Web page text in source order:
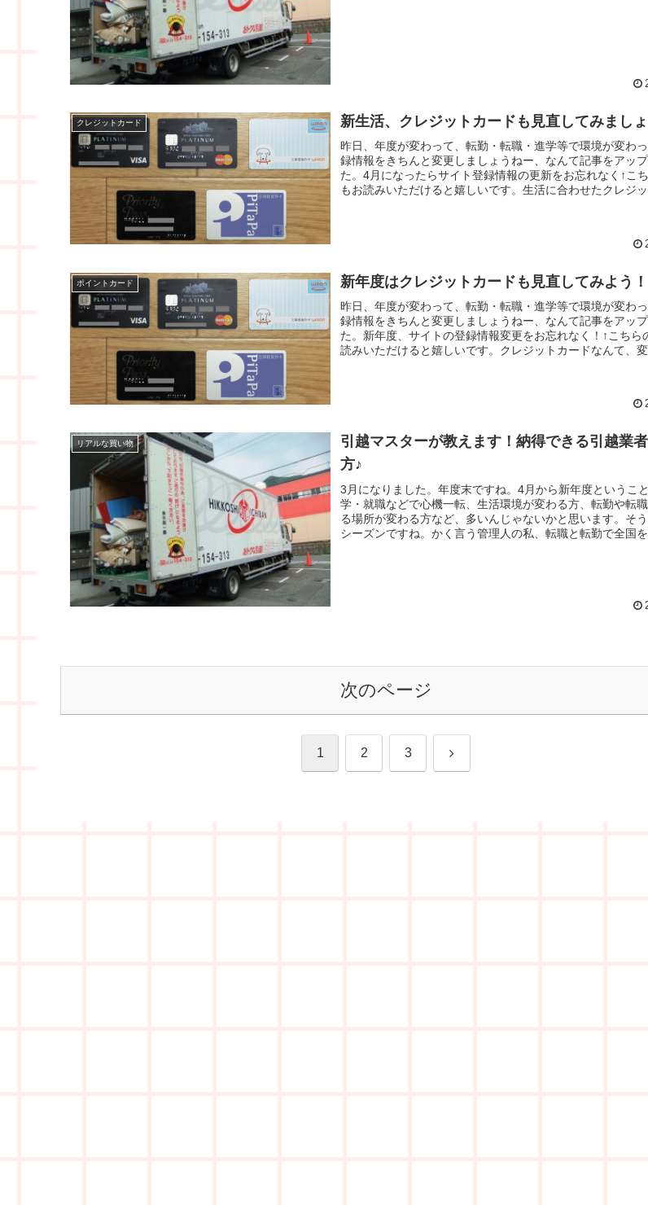
クレジットカード 新生活、クレジットカードも見直してみまし
昨日、年度が変わって、転勤・転職・進学等で環境が変わ
録情報をきちんと変更しましょうねー、なんて記事をアッ
た。4月になったらサイト登録情報の更新をお忘れなく↑こ
もお読みいただけると嬉しいです。生活に合わせたクレジッ
ポイントカード 新年度はクレジットカードも見直してみよう！
昨日、年度が変わって、転勤・転職・進学等で環境が変わ
録情報をきちんと変更しましょうねー、なんて記事をアッ
た。新年度、サイトの登録情報変更をお忘れなく！↑こちら
読みいただけると嬉しいです。クレジットカードなんて、変
リアルな買い物
引越マスターが教えます！納得できる引越業
方♪
3月になりました。年度末ですね。4月から新年度というこ
学・就職などで心機一転、生活環境が変わる方、転勤や転
る場所が変わる方など、多いんじゃないかと思います。そ
シーズンですね。かく言う管理人の私、転職と転勤で全国を
次のページ
1 2 3 次